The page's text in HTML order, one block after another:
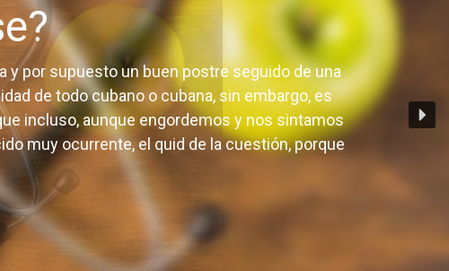
y por supuesto un buen postre seguido de una
de todo cubano o cubana, sin embargo, es
incluso, aunque engordemos y nos sintamos
muy ocurrente, el quid de la cuestión, porque